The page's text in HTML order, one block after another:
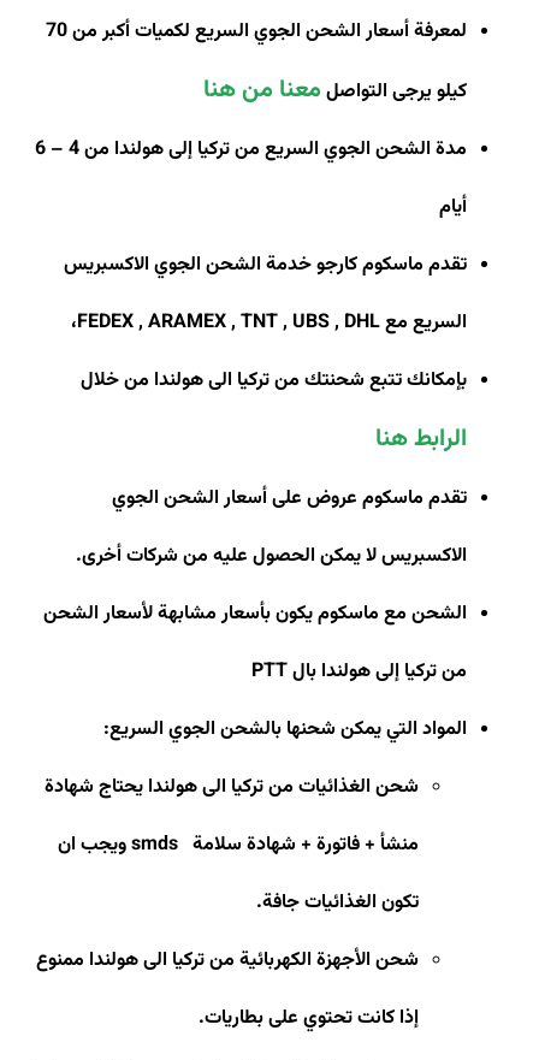
لمعرفة أسعار الشحن الجوي السريع لكميات أكبر من 70
كيلو يرجى التواصل معنا من هنا
مدة الشحن الجوي السريع من تركيا إلى هولندا من 4 – 6
أيام
تقدم ماسكوم كارجو خدمة الشحن الجوي الاكسبريس
السريع معFEDEX , ARAMEX , TNT , UBS , DHL،
بإمكانك تتبع شحنتك من تركيا الى هولندا من خلال
الرابط هنا
تقدم ماسكوم عروض على أسعار الشحن الجوي
الاكسبريس لا يمكن الحصول عليه من شركات أخرى.
الشحن مع ماسكوم يكون بأسعار مشابهة لأسعار الشحن
من تركيا إلى هولندا بالPTT
المواد التي يمكن شحنها بالشحن الجوي السريع:
شحن الغذائيات من تركيا الى هولندا يحتاج شهادة
منشأ + فاتورة + شهادة سلامة
ويجب ان
تكون الغذائيات جافة.
شحن الأجهزة الكهربائية من تركيا الى هولندا ممنوع
إذا كانت تحتوي على بطاريات.